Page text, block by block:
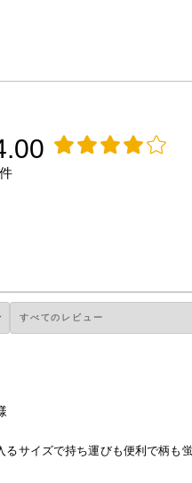
サイズで持ち運びも便利で柄も